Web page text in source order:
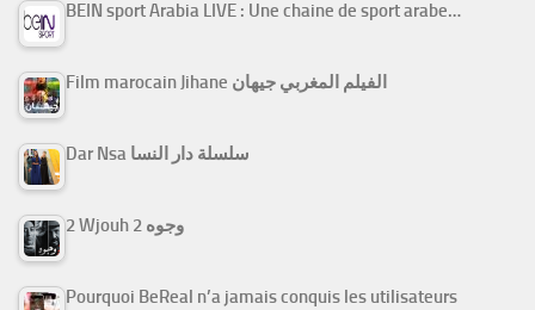
BEIN sport Arabia LIVE : Une chaine de sport arabe…
Film marocain Jihane الفيلم المغربي جيهان
Dar Nsa سلسلة دار النسا
2 Wjouh 2 وجوه
Pourquoi BeReal n’a jamais conquis les utilisateurs